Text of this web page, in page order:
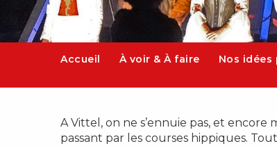
Accueil À voir & À faire Nos
A Vittel, on ne s’ennuie pas, et encore
passant par les courses hippiques.